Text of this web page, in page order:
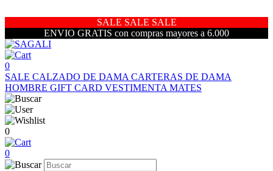
SALE SALE SALE
ENVIO GRATIS con compras mayores a 6.000
0
SALE CALZADO DE DAMA CARTERAS DE DAMA
HOMBRE GIFT CARD VESTIMENTA MATES
0
0